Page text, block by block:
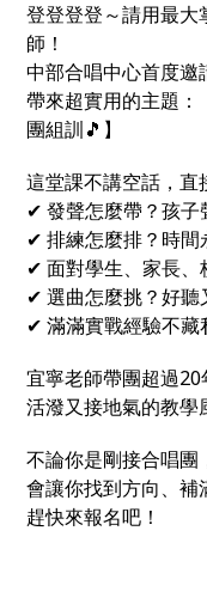
登登登登～請用最大
師！
中部合唱中心首度邀
帶來超實用的主題：
團組訓🎵】
這堂課不講空話，直
✔ 發聲怎麼帶？孩子
✔ 排練怎麼排？時間
✔ 面對學生、家長、
✔ 選曲怎麼挑？好聽
✔ 滿滿實戰經驗不藏
宜寧老師帶團超過
活潑又接地氣的教學
不論你是剛接合唱
會讓你找到方向、補
趕快來報名吧！